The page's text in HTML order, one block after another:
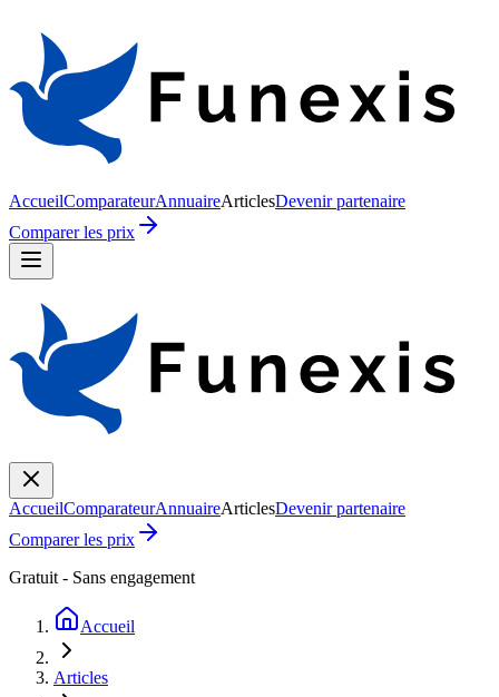
AccueilComparateurAnnuaireArticlesDevenir partenaire
Comparer les prix
AccueilComparateurAnnuaireArticlesDevenir partenaire
Comparer les prix
Gratuit - Sans engagement
Accueil
Articles